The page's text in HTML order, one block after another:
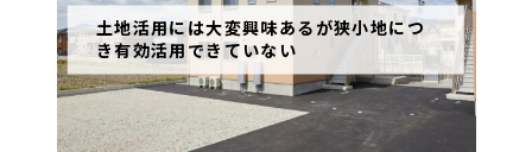
土地活用には大変興味あるが狭小地につ
き有効活用できていない